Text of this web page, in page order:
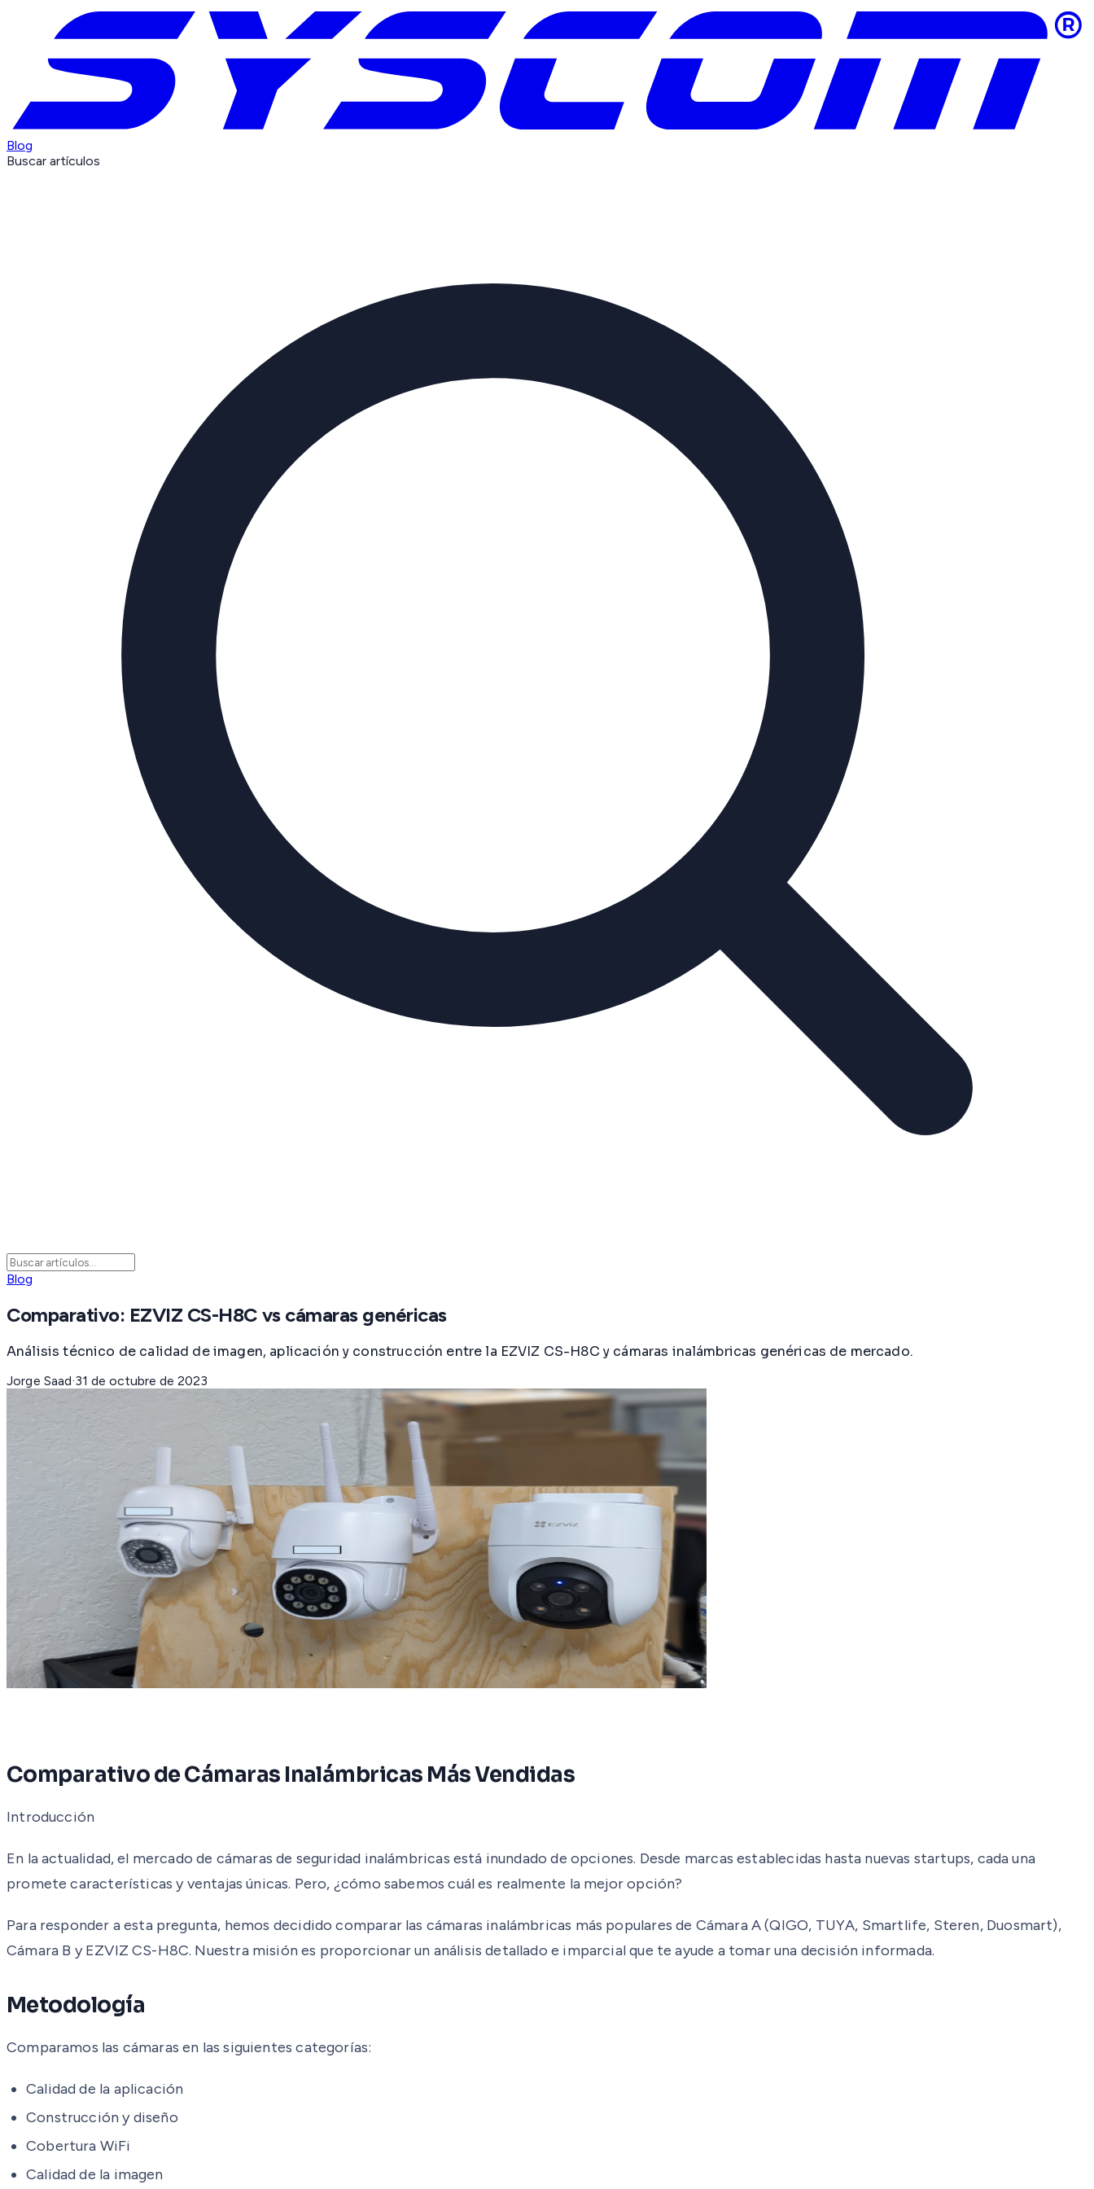
Blog
Buscar artículos
Blog
Comparativo: EZVIZ CS-H8C vs cámaras genéricas
Análisis técnico de calidad de imagen, aplicación y construcción entre la EZVIZ CS-H8C y cámaras inalámbricas genéricas de mercado.
Jorge Saad·31 de octubre de 2023
Comparativo de Cámaras Inalámbricas Más Vendidas
Introducción
En la actualidad, el mercado de cámaras de seguridad inalámbricas está inundado de opciones. Desde marcas establecidas hasta nuevas startups, cada una
promete características y ventajas únicas. Pero, ¿cómo sabemos cuál es realmente la mejor opción?
Para responder a esta pregunta, hemos decidido comparar las cámaras inalámbricas más populares de Cámara A (QIGO, TUYA, Smartlife, Steren, Duosmart),
Cámara B y EZVIZ CS-H8C. Nuestra misión es proporcionar un análisis detallado e imparcial que te ayude a tomar una decisión informada.
Metodología
Comparamos las cámaras en las siguientes categorías:
Calidad de la aplicación
Construcción y diseño
Cobertura WiFi
Calidad de la imagen